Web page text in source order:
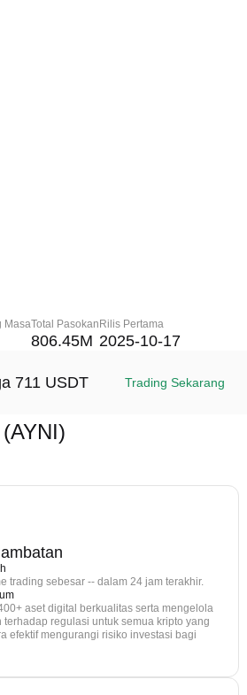
MasaTotal Pasokan
806.45M
Rilis Pertama
2025-10-17
711 USDT Trading Sekarang
trading sebesar -- dalam 24 jam terakhir.
aset digital berkualitas serta mengelola
terhadap regulasi untuk semua kripto yang
efektif mengurangi risiko investasi bagi